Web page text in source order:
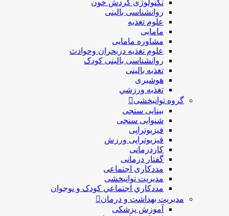
تکنولوژی گردش خون
روانشناسی بالینی
علوم تغذیه
مامایی
مشاوره مامایی
علوم تغذیه دربحران وحوادث
روانشناسی بالینی کودک
تغذیه بالینی
هوشبری
تغذيه ورزشي
گروه توانبخشی
بینایی سنجی
شنوایی سنجی
فیزیوتراپی
فیزیوتراپی ورزش
کاردرمانی
گفتار درمانی
مددکاری اجتماعی
مديريت توانبخشی
مددکاري اجتماعي کودک و نوجوان
مدیریت بهداشت و درمان
آموزش پزشکی